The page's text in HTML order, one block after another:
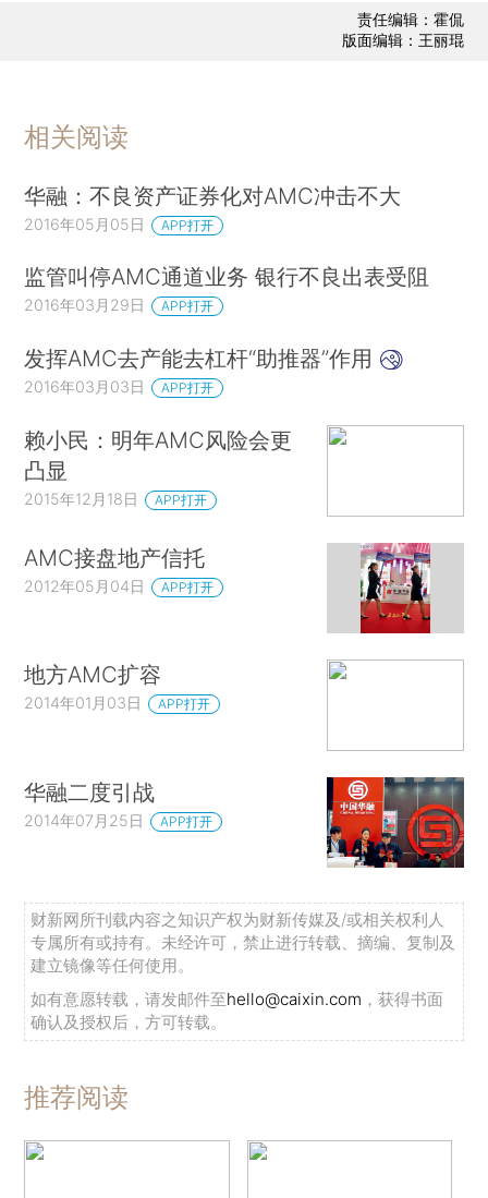
责任编辑：霍侃
版面编辑：王丽琨
相关阅读
华融：不良资产证券化对AMC冲击不大
2016年05月05日 APP打开
监管叫停AMC通道业务 银行不良出表受阻
2016年03月29日 APP打开
发挥AMC去产能去杠杆“助推器”作用
2016年03月03日 APP打开
赖小民：明年AMC风险会更
凸显
2015年12月18日 APP打开
AMC接盘地产信托
2012年05月04日 APP打开
地方AMC扩容
2014年01月03日 APP打开
华融二度引战
2014年07月25日 APP打开
财新网所刊载内容之知识产权为财新传媒及/或相关权利人
专属所有或持有。未经许可，禁止进行转载、摘编、复制及
建立镜像等任何使用。
如有意愿转载，请发邮件至hello@caixin.com ，获得书面
确认及授权后，方可转载。
推荐阅读